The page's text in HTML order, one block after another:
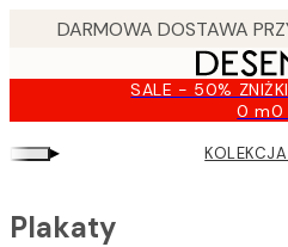
SALE - 50%
0 m0
▸
Plakaty